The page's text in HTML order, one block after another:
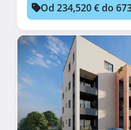
Od 234,520 € do